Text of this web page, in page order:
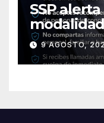
SSP
virtual
9 AGOSTO,